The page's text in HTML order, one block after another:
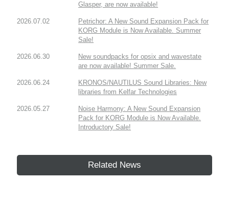
Glasper, are now available!
2026.07.02
Petrichor: A New Sound Expansion Pack for
KORG Module is Now Available. Summer
Sale!
2026.06.30
New soundpacks for opsix and wavestate
are now available! Summer Sale.
2026.06.24
KRONOS/NAUTILUS Sound Libraries: New
libraries from Kelfar Technologies
2026.05.27
Noise Harmony: A New Sound Expansion
Pack for KORG Module is Now Available.
Introductory Sale!
Related News